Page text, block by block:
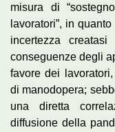
misura di
lavoratori”, in
incertezza
conseguenze degli
favore dei
di manodopera;
una diretta
diffusione della